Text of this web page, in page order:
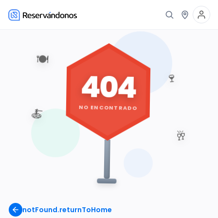
notFound.returnToHome
🍽️
🍷
🥂
🍝
404
NO ENCONTRADO